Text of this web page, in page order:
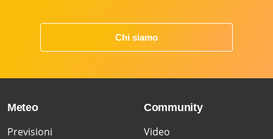
Chi siamo
Meteo
Previsioni
Community
Video